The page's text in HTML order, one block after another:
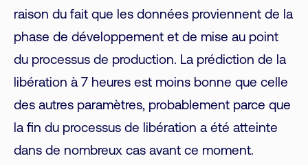
raison du fait que les données proviennent de la
phase de développement et de mise au point
du processus de production. La prédiction de la
libération à 7 heures est moins bonne que celle
des autres paramètres, probablement parce que
la fin du processus de libération a été atteinte
dans de nombreux cas avant ce moment.